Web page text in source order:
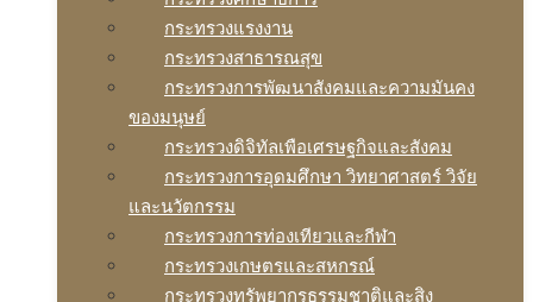
กระทรวงแรงงาน
กระทรวงสาธารณสุข
กระทรวงการพัฒนาสังคมและความมันคง
ของมนุษย์
กระทรวงดิจิทัลเพือเศรษฐกิจและสังคม
กระทรวงการอุดมศึกษา วิทยาศาสตร์ วิจัย
และนวัตกรรม
กระทรวงการท่องเทียวและกีฬา
กระทรวงเกษตรและสหกรณ์
กระทรวงทรัพยากรธรรมชาติและสิง